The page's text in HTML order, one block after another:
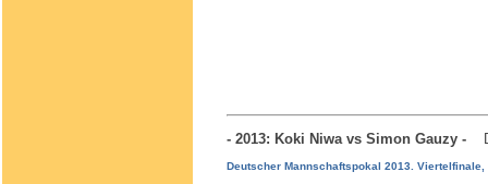
- 2013: Koki Niwa vs Simon Gauzy -
Deutscher Mannschaftspokal 2013.